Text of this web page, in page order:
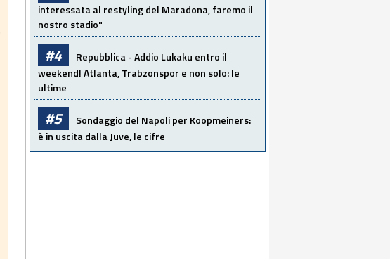
interessata al restyling del Maradona, faremo il
nostro stadio"
#4
Repubblica - Addio Lukaku entro il
weekend! Atlanta, Trabzonspor e non solo: le
ultime
#5
Sondaggio del Napoli per Koopmeiners:
è in uscita dalla Juve, le cifre